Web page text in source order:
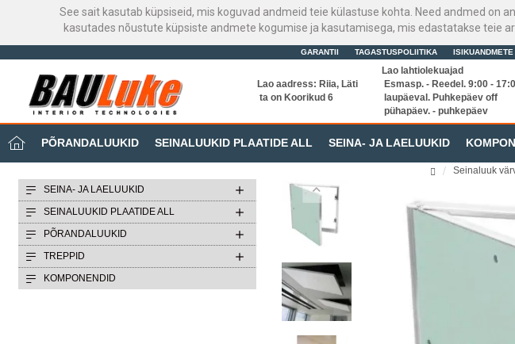
See sait kasutab küpsiseid, mis koguvad andmeid teie külastuse kohta. Need andmed on
kasutades nõustute küpsiste andmete kogumise ja kasutamisega, mis edastatakse teie
GARANTII TAGASTUSPOLIITIKA
Lao aadress: Riia, Läti
ta on Koorikud 6
Lao lahtiolekuajad
Esmasp. - Reedel. 9:00 -
laupäeval. Puhkepäev off
pühapäev. - puhkepäev
PÕRANDALUUKID SEINALUUKID PLAATIDE ALL SEINA- JA LAELUUKID
Seinaluuk
SEINA- JA LAELUUKID
SEINALUUKID PLAATIDE ALL
PÕRANDALUUKID
TREPPID
KOMPONENDID